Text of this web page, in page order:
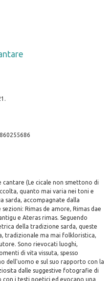
cantare (Le cicale non smettono di
quanto mai varia nei toni e
sarda, accompagnate dalla
Rimas de amore, Rimas dae
e Ateras rimas. Seguendo
della tradizione sarda, queste
tradizionale ma mai folkloristica,
Sono rievocati luoghi,
di vita vissuta, spesso
dell'uomo e sul suo rapporto con la
dalle suggestive fotografie di
con i testi poetici ed evocano una